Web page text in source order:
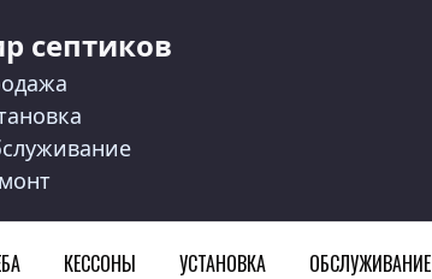
септиков
КЕССОНЫ УСТАНОВКА ОБСЛУЖИВАНИЕ